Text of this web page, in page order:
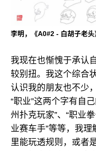
李明，《A0#2 - 白胡子老
我现在也惭愧于承认
较别扭。我这个综合
认识我的朋友也不少
“职业”这两个字有自
州扑克玩家”、“职业
业赛车手”等等，我理
里能玩透规则，或者